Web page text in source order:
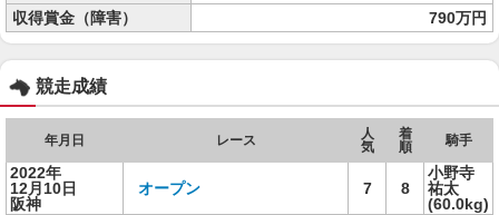
収得賞金（障害）
790万円
競走成績
年月日 レース
人
気
着
順
騎手
2022年
12月10日
阪神
オープン 7 8
小野寺
祐太
(60.0kg)